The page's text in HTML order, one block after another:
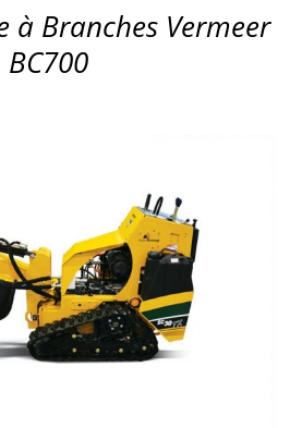
à Branches Vermeer
BC700